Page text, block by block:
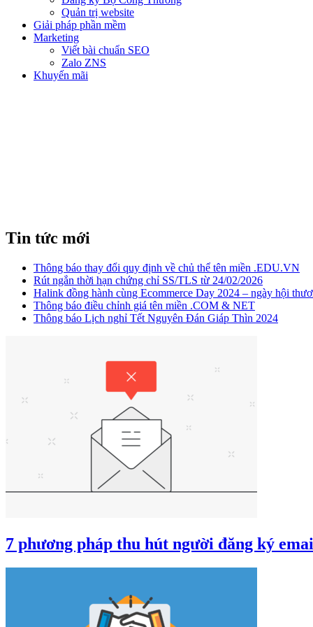
Quản trị website
Giải pháp phần mềm
Marketing
Viết bài chuẩn SEO
Zalo ZNS
Khuyến mãi
Tin tức mới
Thông báo thay đổi quy định về chủ thể tên miền .EDU.VN
Rút ngắn thời hạn chứng chỉ SS/TLS từ 24/02/2026
Halink đồng hành cùng Ecommerce Day 2024 – ngày hội
Thông báo điều chỉnh giá tên miền .COM & NET
Thông báo Lịch nghỉ Tết Nguyên Đán Giáp Thìn 2024
7 phương pháp thu hút người đăng ký